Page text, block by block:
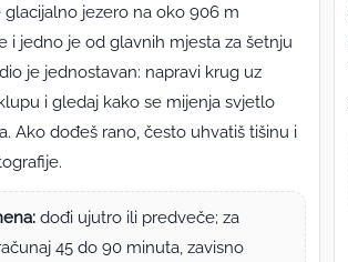
glacijalno jezero na oko 906 m
i jedno je od glavnih mjesta za šetnju
je jednostavan: napravi krug uz
i gledaj kako se mijenja svjetlo
Ako dođeš rano, često uhvatiš tišinu i
dođi ujutro ili predveče; za
45 do 90 minuta, zavisno